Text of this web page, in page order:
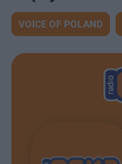
VOICE OF POLAND